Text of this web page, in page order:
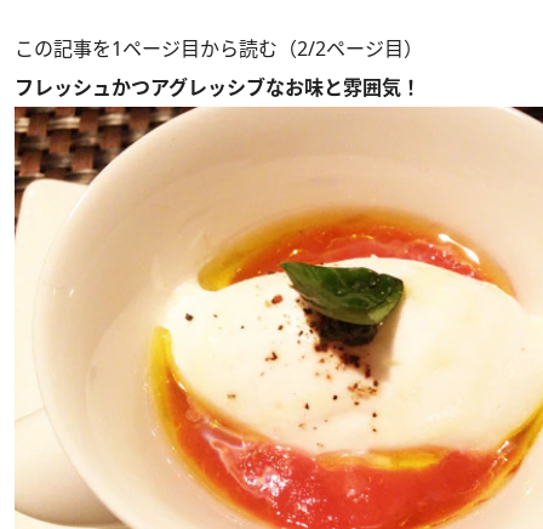
この記事を1ページ目から読む（2/2ページ目）
フレッシュかつアグレッシブなお味と雰囲気！